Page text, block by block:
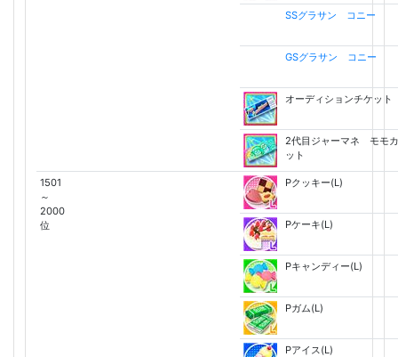
SSグラサン コニー
GSグラサン コニー
オーディションチケット
2代目ジャーマネ モモ
ット
1501
～
2000
位
Pクッキー(L)
Pケーキ(L)
Pキャンディー(L)
Pガム(L)
Pアイス(L)